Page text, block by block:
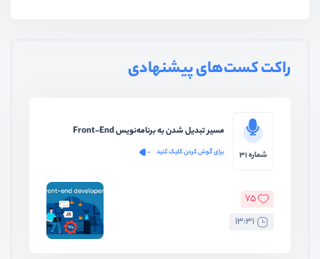
راکت کست‌های پیشنهادی
شماره 31
مسیر تبدیل شدن به برنامه‌نویس Front-End
برای گوش کردن کلیک کنید
75
13:31